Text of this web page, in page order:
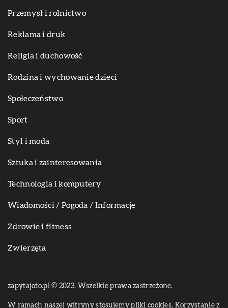
Przemysł i rolnictwo
Reklama i druk
Religia i duchowość
Rodzina i wychowanie dzieci
Społeczeństwo
Sport
Styl i moda
Sztuka i zainteresowania
Technologia i komputery
Wiadomości / Pogoda / Informacje
Zdrowie i fitness
Zwierzęta
zapytajoto.pl © 2023. Wszelkie prawa zastrzeżone.
W ramach naszej witryny stosujemy pliki cookies. Korzystanie z